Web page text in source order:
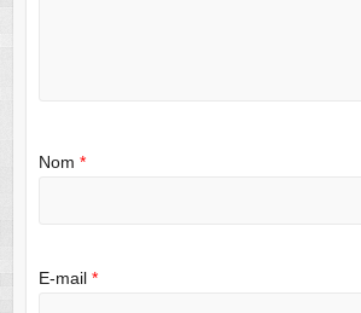
Nom *
E-mail *